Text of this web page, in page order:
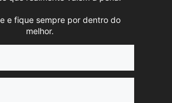
e fique sempre por dentro do
melhor.